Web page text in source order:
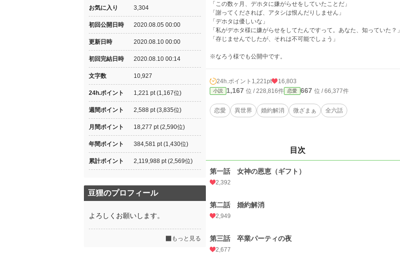
「この数ヶ月、デホタに嫌がらせをしていたことだ」
「謝ってくだされば、アタシは恨んだりしません」
「デホタは優しいな」
「私がデホタ様に嫌がらせをしてたんですって。あなた、知っていた？」
「存じませんでしたが、それは不可能でしょう」
※なろう様でも公開中です。
24h.ポイント 1,221pt 16,803
小説 1,167 位 / 228,816件 恋愛 667 位 / 66,377件
恋愛 異世界 婚約解消 微ざまぁ 全六話
目次
第一話 女神の恩恵（ギフト）
2,392
第二話 婚約解消
2,949
第三話 卒業パーティの夜
2,677
お気に入り 3,304
初回公開日時 2020.08.05 00:00
更新日時 2020.08.10 00:00
初回完結日時 2020.08.10 00:14
文字数 10,927
24h.ポイント 1,221 pt (1,167位)
週間ポイント 2,588 pt (3,835位)
月間ポイント 18,277 pt (2,590位)
年間ポイント 384,581 pt (1,430位)
累計ポイント 2,119,988 pt (2,569位)
豆狸のプロフィール
よろしくお願いします。
もっと見る